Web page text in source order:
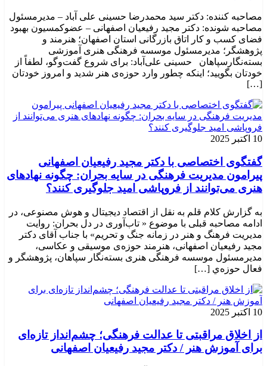
مصاحبه کننده: دکتر سید محمدرضا حسینی علی آباد – مدیرمسئول
مصاحبه شونده: دکتر مجید رفیعیان اصفهانی – عضوکمسیون بهبود
فضای کسب و کار اتاق بازرگانی استان اصفهان؛ هنرمند و
پژوهشگر؛ ‌مدیرمسئول موسسه فرهنگی هنری آموزشی
بسته‌نگارسپاهان حسینی علی‌آباد: برای شروع گفت‌وگو، لطفاً از
خودتان بگویید؛ اینکه چطور وارد حوزه‌ی هنر شدید و امروز خودتان
[…]
10 اکتبر 2025
گفتگوی اختصاصی با دکتر مجید رفیعیان اصفهانی
پیرامون مدیریت فرهنگی در سایه بحران: چگونه نهادهای
هنری می‌توانند از فروپاشی امید جلوگیری کنند؟
به گزارش کلام قلم به نقل از اقتصاد دیجیتال و هوش مصنوعی، در
ادامه مصاحبه قبلی با موضوع « تاب‌آوری در دل بحران: روایت
مدیریت فرهنگ و هنر در زمانه جنگ و تحریم» با جناب آقای دکتر
مجید رفیعیان اصفهانی، هنرمند حوزه‌ی موسیقی و عکاسی،
مدیرمسئول موسسه فرهنگی هنری بسته‌نگار سپاهان، پژوهشگر و
فعال حوزه‌ي‌ […]
10 اکتبر 2025
از اخلاق مراقبتی تا عدالت فرهنگی؛ چشم‌انداز تازه‌ای
برای آموزش هنر / دکتر مجید رفیعیان اصفهانی